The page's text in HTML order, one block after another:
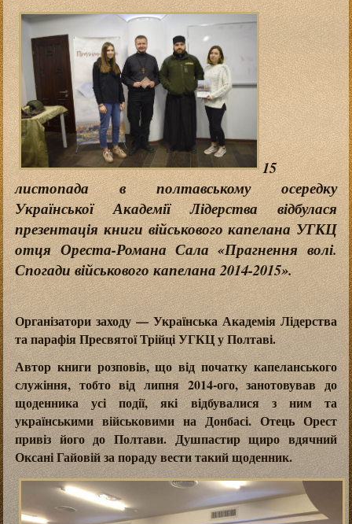
15
листопада в полтавському осередку
Української Академії Лідерства відбулася
презентація книги військового капелана УГКЦ
отця Ореста-Романа Сала «Прагнення волі.
Спогади військового капелана 2014-2015».
Організатори заходу — Українська Академія Лідерства
та парафія Пресвятої Трійці УГКЦ у Полтаві.
Автор книги розповів, що від початку капеланського
служіння, тобто від липня 2014-ого, занотовував до
щоденника усі події, які відбувалися з ним та
українськими військовими на Донбасі. Отець Орест
привіз його до Полтави. Душпастир щиро вдячний
Оксані Гайовій за пораду вести такий щоденник.